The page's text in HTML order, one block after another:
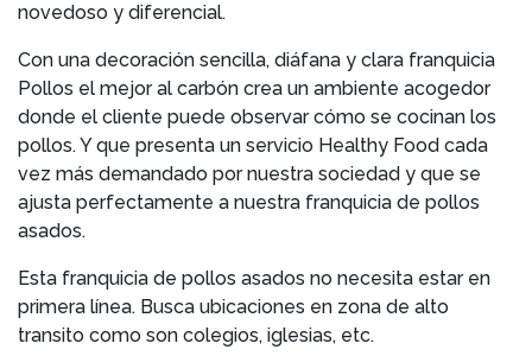
novedoso y diferencial.
Con una decoración sencilla, diáfana y clara franquicia
Pollos el mejor al carbón crea un ambiente acogedor
donde el cliente puede observar cómo se cocinan los
pollos. Y que presenta un servicio Healthy Food cada
vez más demandado por nuestra sociedad y que se
ajusta perfectamente a nuestra franquicia de pollos
asados.
Esta franquicia de pollos asados no necesita estar en
primera línea. Busca ubicaciones en zona de alto
transito como son colegios, iglesias, etc.